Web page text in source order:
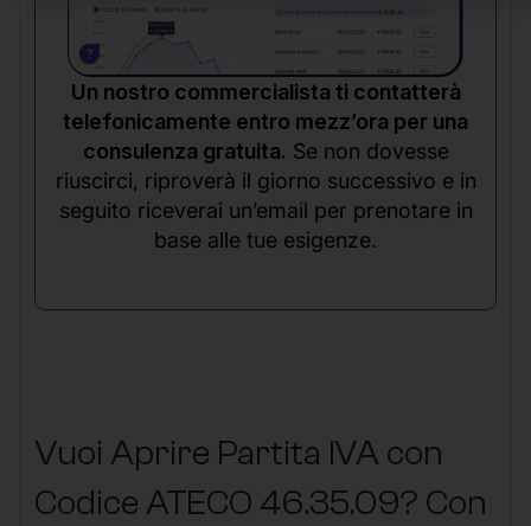
Un nostro commercialista ti contatterà
telefonicamente entro mezz’ora per una
consulenza gratuita. Se non dovesse
riuscirci, riproverà il giorno successivo e in
seguito riceverai un’email per prenotare in
base alle tue esigenze.
Vuoi Aprire Partita IVA con
Codice ATECO 46.35.09? Con